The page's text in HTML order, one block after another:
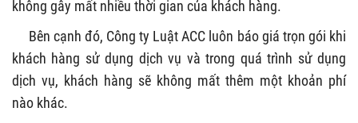
không gây mất nhiều thời gian của khách hàng.
Bên cạnh đó, Công ty Luật ACC luôn báo giá trọn gói khi
khách hàng sử dụng dịch vụ và trong quá trình sử dụng
dịch vụ, khách hàng sẽ không mất thêm một khoản phí
nào khác.